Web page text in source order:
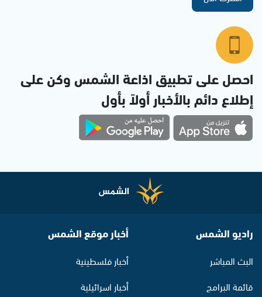
احصل على تطبيق اذاعة الشمس وكن على
إطلاع دائم بالأخبار أولاً بأول
راديو الشمس
البث المباشر
قائمة البرامج
أخبار موقع الشمس
أخبار فلسطينية
أخبار اسرائيلية